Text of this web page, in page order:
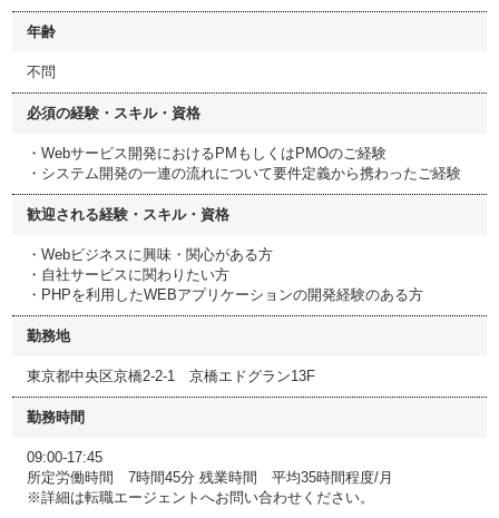
年齢
不問
必須の経験・スキル・資格
・Webサービス開発におけるPMもしくはPMOのご経験
・システム開発の一連の流れについて要件定義から携わったご経験
歓迎される経験・スキル・資格
・Webビジネスに興味・関心がある方
・自社サービスに関わりたい方
・PHPを利用したWEBアプリケーションの開発経験のある方
勤務地
東京都中央区京橋2-2-1 京橋エドグラン13F
勤務時間
09:00-17:45
所定労働時間 7時間45分 残業時間 平均35時間程度/月
※詳細は転職エージェントへお問い合わせください。